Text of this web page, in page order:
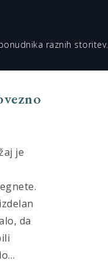
raznih storitev.
je
da